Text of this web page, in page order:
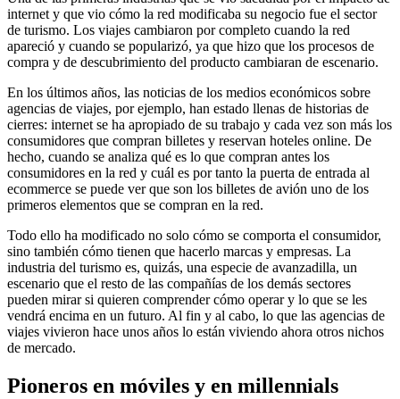
internet y que vio cómo la red modificaba su negocio fue el sector
de turismo. Los viajes cambiaron por completo cuando la red
apareció y cuando se popularizó, ya que hizo que los procesos de
compra y de descubrimiento del producto cambiaran de escenario.
En los últimos años, las noticias de los medios económicos sobre
agencias de viajes, por ejemplo, han estado llenas de historias de
cierres: internet se ha apropiado de su trabajo y cada vez son más los
consumidores que compran billetes y reservan hoteles online. De
hecho, cuando se analiza qué es lo que compran antes los
consumidores en la red y cuál es por tanto la puerta de entrada al
ecommerce se puede ver que son los billetes de avión uno de los
primeros elementos que se compran en la red.
Todo ello ha modificado no solo cómo se comporta el consumidor,
sino también cómo tienen que hacerlo marcas y empresas. La
industria del turismo es, quizás, una especie de avanzadilla, un
escenario que el resto de las compañías de los demás sectores
pueden mirar si quieren comprender cómo operar y lo que se les
vendrá encima en un futuro. Al fin y al cabo, lo que las agencias de
viajes vivieron hace unos años lo están viviendo ahora otros nichos
de mercado.
Pioneros en móviles y en millennials